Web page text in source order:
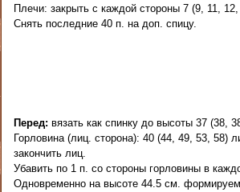
Плечи: закрыть с каждой стороны 7 (9, 11,
Снять последние 40 п. на доп. спицу.
Перед: вязать как спинку до высоты 37 (38,
Горловина (лиц. сторона): 40 (44, 49, 53, 58)
закончить лиц.
Убавить по 1 п. со стороны горловины в
Одновременно на высоте 44.5 см.